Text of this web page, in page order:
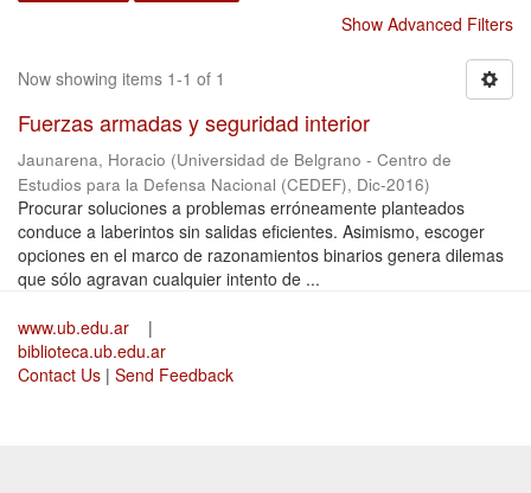
Show Advanced Filters
Now showing items 1-1 of 1
Fuerzas armadas y seguridad interior
Jaunarena, Horacio (Universidad de Belgrano - Centro de
Estudios para la Defensa Nacional (CEDEF), Dic-2016)
Procurar soluciones a problemas erróneamente planteados
conduce a laberintos sin salidas eficientes. Asimismo, escoger
opciones en el marco de razonamientos binarios genera dilemas
que sólo agravan cualquier intento de ...
www.ub.edu.ar
|
biblioteca.ub.edu.ar
Contact Us | Send Feedback